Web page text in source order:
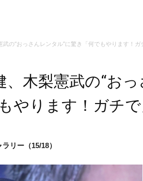
の“おっさんレンタル”に驚き「何でもやります！ガ
木梨憲武の“おっ
やります！ガチで
リー（15/18）